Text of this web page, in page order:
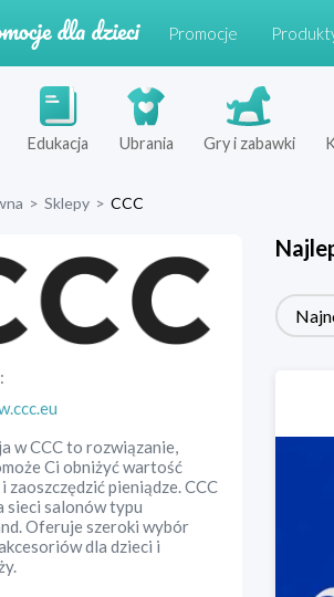
Promocje
Edukacja Ubrania Gry i zabawki
> Sklepy > CCC
w CCC to rozwiązanie,
Ci obniżyć wartość
zaoszczędzić pieniądze. CCC
sieci salonów typu
Oferuje szeroki wybór
dla dzieci i